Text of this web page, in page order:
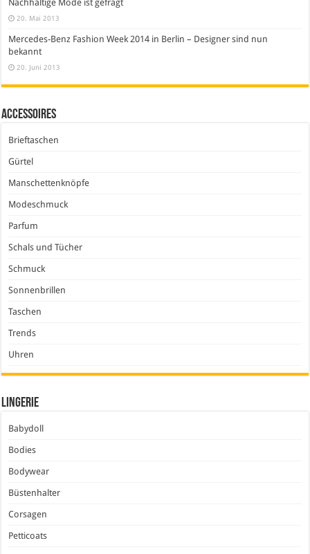
Nachhaltige Mode ist gefragt
20. Mai 2013
Mercedes-Benz Fashion Week 2014 in Berlin – Designer sind nun
bekannt
20. Juni 2013
Accessoires
Brieftaschen
Gürtel
Manschettenknöpfe
Modeschmuck
Parfum
Schals und Tücher
Schmuck
Sonnenbrillen
Taschen
Trends
Uhren
Lingerie
Babydoll
Bodies
Bodywear
Büstenhalter
Corsagen
Petticoats